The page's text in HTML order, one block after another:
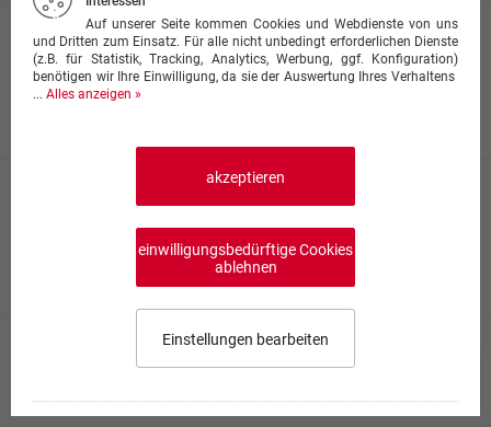
Fanta
0,33 ℓ (Grundpreis 5,30 €/Liter)·zzgl. 0,25 € Pfand
1,00 ℓ (Grundpreis 2,75 €/Liter)
1,00 ℓ (Grundpreis 2,75 €/Liter)·zzgl. 0,25 € Pfand
1,00 ℓ (Grundpreis 2,75 €/Liter)·zzgl. 0,25 € Pfand
Auf unserer Seite kommen Cookies und Webdienste von uns
und Dritten zum Einsatz. Für alle nicht unbedingt erforderlichen Dienste
(z.B. für Statistik, Tracking, Analytics, Werbung, ggf. Konfiguration)
benötigen wir Ihre Einwilligung, da sie der Auswertung Ihres Verhaltens
... Alles anzeigen »
akzeptieren
einwilligungsbedürftige Cookies
ablehnen
Einstellungen bearbeiten